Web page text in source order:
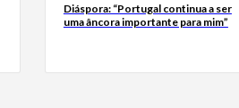
Diáspora: “Portugal continua a ser
uma âncora importante para mim”